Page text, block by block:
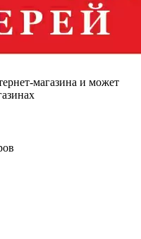
магазина и может